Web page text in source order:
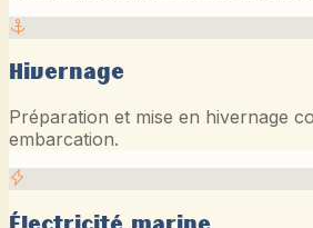
Hivernage
Préparation et mise en hivernage
embarcation.